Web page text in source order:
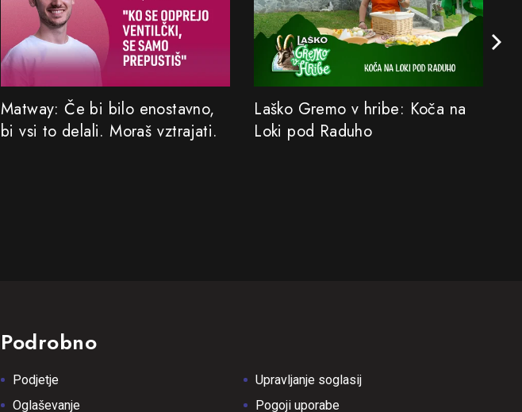
Matway: Če bi bilo enostavno,
bi vsi to delali. Moraš vztrajati.
Laško Gremo v hribe: Koča na
Loki pod Raduho
Podrobno
Podjetje
Upravljanje soglasij
Oglaševanje
Pogoji uporabe